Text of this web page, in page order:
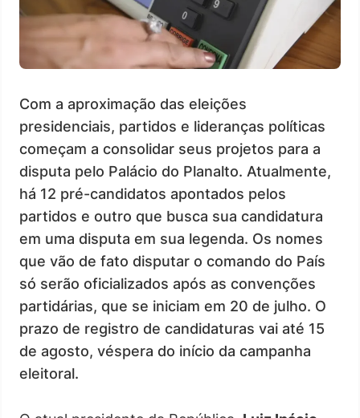
Com a aproximação das eleições
presidenciais, partidos e lideranças políticas
começam a consolidar seus projetos para a
disputa pelo Palácio do Planalto. Atualmente,
há 12 pré-candidatos apontados pelos
partidos e outro que busca sua candidatura
em uma disputa em sua legenda. Os nomes
que vão de fato disputar o comando do País
só serão oficializados após as convenções
partidárias, que se iniciam em 20 de julho. O
prazo de registro de candidaturas vai até 15
de agosto, véspera do início da campanha
eleitoral.